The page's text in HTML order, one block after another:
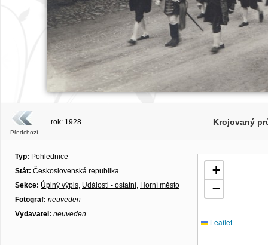
Předchozí
rok: 1928 Krojovaný
Typ: Pohlednice
Stát: Československá republika
Sekce: Úplný výpis, Události - ostatní, Horní město
Fotograf: neuveden
Vydavatel: neuveden
+
−
Leaflet
|